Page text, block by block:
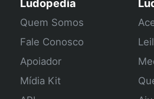
Ludopedia
Quem Somos
Fale Conosco
Apoiador
Mídia Kit